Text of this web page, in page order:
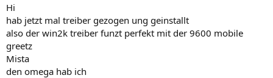
Hi
hab jetzt mal treiber gezogen ung geinstallt
also der win2k treiber funzt perfekt mit der 9600 mobile
greetz
Mista
den omega hab ich